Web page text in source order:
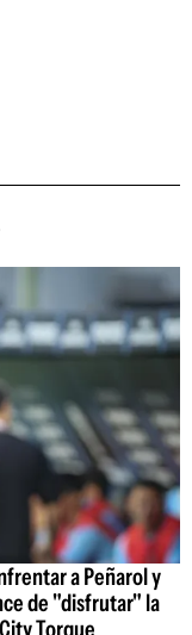
a Peñarol y
de "disfrutar" la
Torque